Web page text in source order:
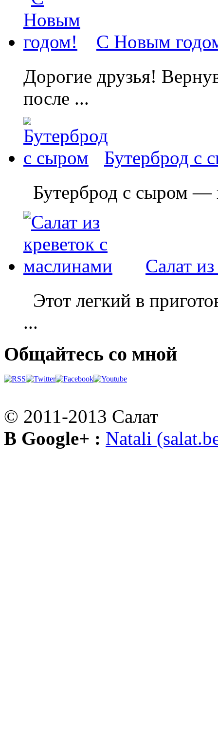
С Новым
Дорогие друзья!
после ...
Бутерброд с
Бутерброд с сыром —
Салат
Этот легкий в
...
Общайтесь со мной
© 2011-2013 Салат
В Google+ : Natali